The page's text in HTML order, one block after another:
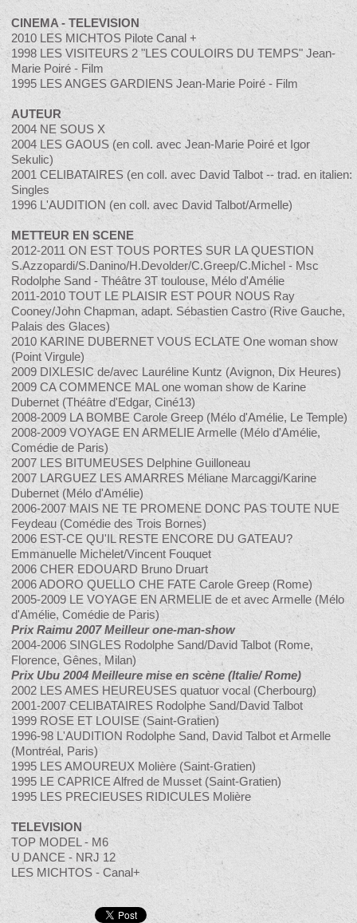
CINEMA - TELEVISION
2010 LES MICHTOS Pilote Canal +
1998 LES VISITEURS 2 "LES COULOIRS DU TEMPS" Jean-
Marie Poiré - Film
1995 LES ANGES GARDIENS Jean-Marie Poiré - Film
AUTEUR
2004 NE SOUS X
2004 LES GAOUS (en coll. avec Jean-Marie Poiré et Igor
Sekulic)
2001 CELIBATAIRES (en coll. avec David Talbot -- trad. en italien:
Singles
1996 L'AUDITION (en coll. avec David Talbot/Armelle)
METTEUR EN SCENE
2012-2011 ON EST TOUS PORTES SUR LA QUESTION
S.Azzopardi/S.Danino/H.Devolder/C.Greep/C.Michel - Msc
Rodolphe Sand - Théâtre 3T toulouse, Mélo d'Amélie
2011-2010 TOUT LE PLAISIR EST POUR NOUS Ray
Cooney/John Chapman, adapt. Sébastien Castro (Rive Gauche,
Palais des Glaces)
2010 KARINE DUBERNET VOUS ECLATE One woman show
(Point Virgule)
2009 DIXLESIC de/avec Lauréline Kuntz (Avignon, Dix Heures)
2009 CA COMMENCE MAL one woman show de Karine
Dubernet (Théâtre d'Edgar, Ciné13)
2008-2009 LA BOMBE Carole Greep (Mélo d'Amélie, Le Temple)
2008-2009 VOYAGE EN ARMELIE Armelle (Mélo d'Amélie,
Comédie de Paris)
2007 LES BITUMEUSES Delphine Guilloneau
2007 LARGUEZ LES AMARRES Méliane Marcaggi/Karine
Dubernet (Mélo d'Amélie)
2006-2007 MAIS NE TE PROMENE DONC PAS TOUTE NUE
Feydeau (Comédie des Trois Bornes)
2006 EST-CE QU'IL RESTE ENCORE DU GATEAU?
Emmanuelle Michelet/Vincent Fouquet
2006 CHER EDOUARD Bruno Druart
2006 ADORO QUELLO CHE FATE Carole Greep (Rome)
2005-2009 LE VOYAGE EN ARMELIE de et avec Armelle (Mélo
d'Amélie, Comédie de Paris)
Prix Raimu 2007 Meilleur one-man-show
2004-2006 SINGLES Rodolphe Sand/David Talbot (Rome,
Florence, Gênes, Milan)
Prix Ubu 2004 Meilleure mise en scène (Italie/ Rome)
2002 LES AMES HEUREUSES quatuor vocal (Cherbourg)
2001-2007 CELIBATAIRES Rodolphe Sand/David Talbot
1999 ROSE ET LOUISE (Saint-Gratien)
1996-98 L'AUDITION Rodolphe Sand, David Talbot et Armelle
(Montréal, Paris)
1995 LES AMOUREUX Molière (Saint-Gratien)
1995 LE CAPRICE Alfred de Musset (Saint-Gratien)
1995 LES PRECIEUSES RIDICULES Molière
TELEVISION
TOP MODEL - M6
U DANCE - NRJ 12
LES MICHTOS - Canal+